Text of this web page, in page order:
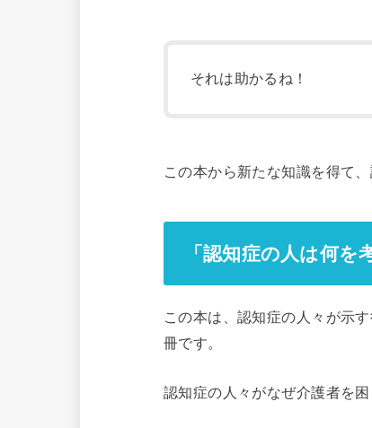
それは助かるね！
この本から新たな知識を得て
「認知症の人は何
この本は、認知症の人々が示
冊です。
認知症の人々がなぜ介護者を